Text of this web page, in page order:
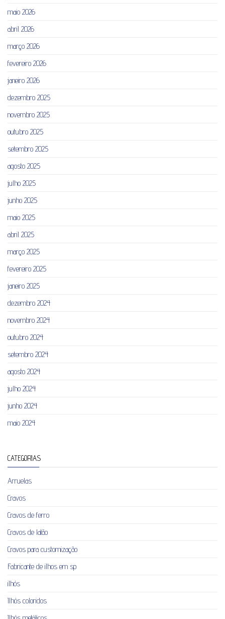
maio 2026
abril 2026
março 2026
fevereiro 2026
janeiro 2026
dezembro 2025
novembro 2025
outubro 2025
setembro 2025
agosto 2025
julho 2025
junho 2025
maio 2025
abril 2025
março 2025
fevereiro 2025
janeiro 2025
dezembro 2024
novembro 2024
outubro 2024
setembro 2024
agosto 2024
julho 2024
junho 2024
maio 2024
CATEGORIAS
Arruelas
Cravos
Cravos de ferro
Cravos de latão
Cravos para customização
Fabricante de ilhos em sp
ilhós
Ilhós coloridos